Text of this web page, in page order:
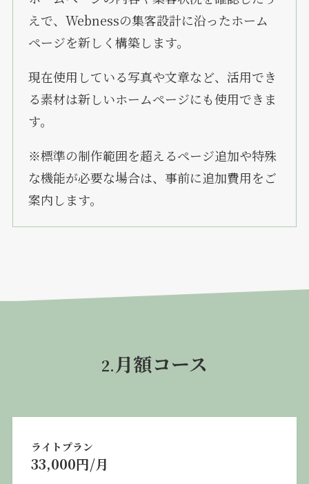
えで、Webnessの集客設計に沿ったホーム
ページを新しく構築します。
現在使用している写真や文章など、活用でき
る素材は新しいホームページにも使用できま
す。
※標準の制作範囲を超えるページ追加や特殊
な機能が必要な場合は、事前に追加費用をご
案内します。
2.月額コース
ライトプラン
33,000円/月